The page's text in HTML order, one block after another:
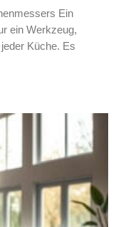
Ein
ein Werkzeug,
Küche. Es